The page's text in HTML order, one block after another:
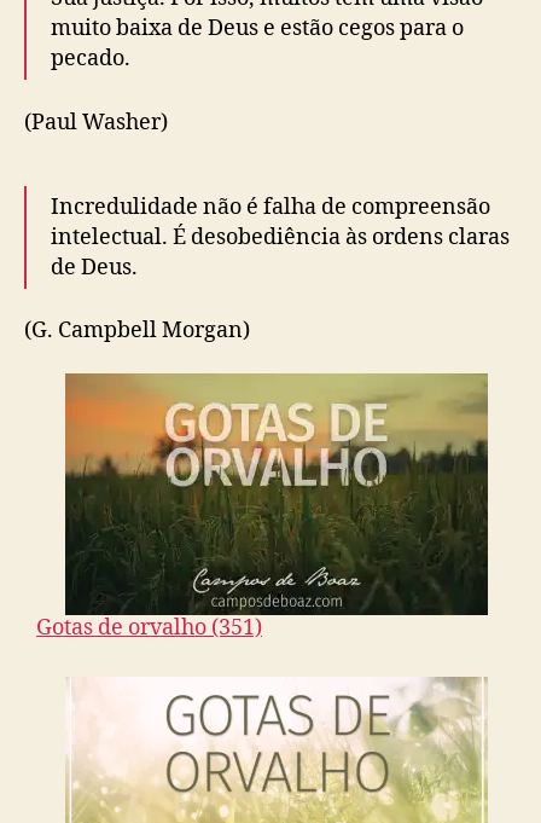
muito baixa de Deus e estão cegos para o
pecado.
(Paul Washer)
Incredulidade não é falha de compreensão
intelectual. É desobediência às ordens claras
de Deus.
(G. Campbell Morgan)
Gotas de orvalho (351)